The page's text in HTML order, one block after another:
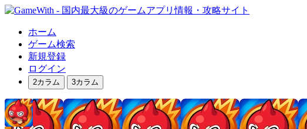
ホーム
ゲーム検索
新規登録
ログイン
2カラム 3カラム